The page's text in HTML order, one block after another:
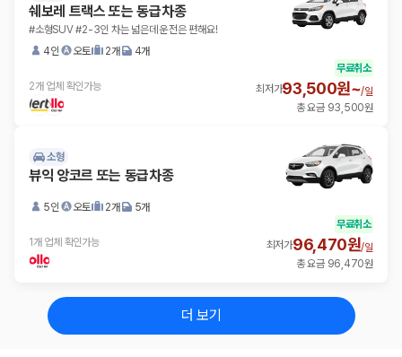
쉐보레 트랙스 또는 동급차종
#소형SUV #2-3인 차는 넓은데 운전은 편해요!
4인
오토 2개 4개
2개 업체 확인가능
무료취소
최저가93,500원~/일
총 요금 93,500원
소형
뷰익 앙코르 또는 동급차종
5인 오토 2개 5개
1개 업체 확인가능
무료취소
최저가96,470원/일
총 요금 96,470원
더 보기